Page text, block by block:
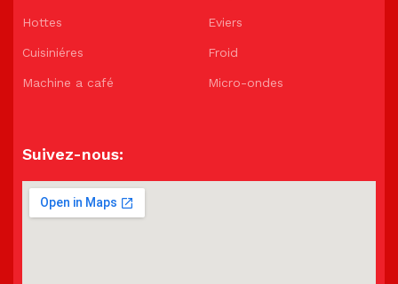
Hottes
Cuisiniéres
Machine a café
Eviers
Froid
Micro-ondes
Suivez-nous: